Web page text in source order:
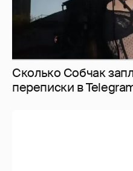
Сколько Собчак
перeписки в